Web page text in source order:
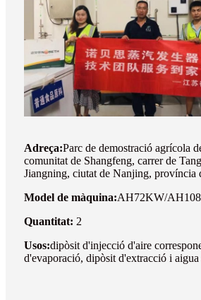
Adreça:Parc de demostració agrícola
comunitat de Shangfeng, carrer de
Jiangning, ciutat de Nanjing, província
Model de màquina:AH72KW/
Quantitat: 2
Usos:dipòsit d'injecció d'aire
d'evaporació, dipòsit d'extracció i aigua